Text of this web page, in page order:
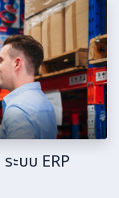
ะบบ ERP